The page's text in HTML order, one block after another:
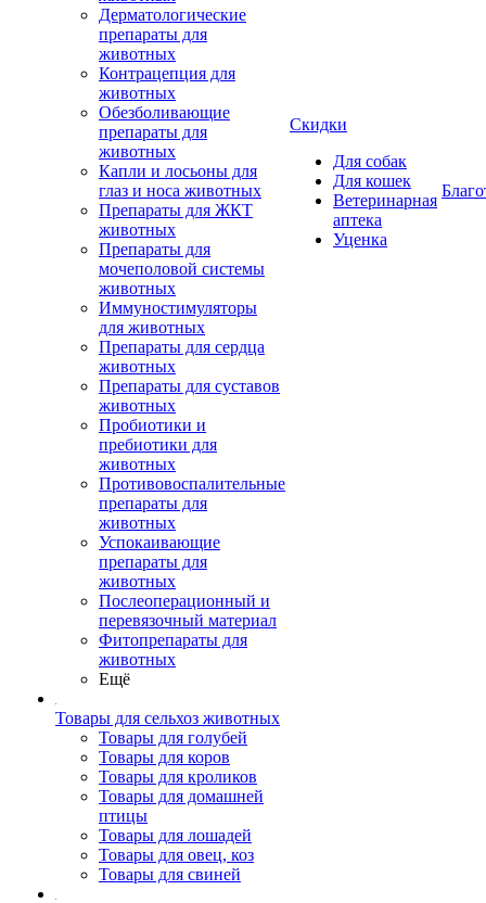
Дерматологические
препараты для
животных
Контрацепция для
животных
Обезболивающие
препараты для
животных
Капли и лосьоны для
глаз и носа животных
Препараты для ЖКТ
животных
Препараты для
мочеполовой системы
животных
Иммуностимуляторы
для животных
Препараты для сердца
животных
Препараты для суставов
животных
Пробиотики и
пребиотики для
животных
Противовоспалительные
препараты для
животных
Успокаивающие
препараты для
животных
Послеоперационный и
перевязочный материал
Фитопрепараты для
животных
Ещё
Товары для сельхоз животных
Товары для голубей
Товары для коров
Товары для кроликов
Товары для домашней
птицы
Товары для лошадей
Товары для овец, коз
Товары для свиней
Скидки
Для собак
Для кошек
Ветеринарная
аптека
Уценка